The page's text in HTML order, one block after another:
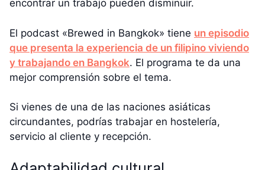
encontrar un trabajo pueden disminuir.
El podcast «Brewed in Bangkok» tiene un episodio
que presenta la experiencia de un filipino viviendo
y trabajando en Bangkok. El programa te da una
mejor comprensión sobre el tema.
Si vienes de una de las naciones asiáticas
circundantes, podrías trabajar en hostelería,
servicio al cliente y recepción.